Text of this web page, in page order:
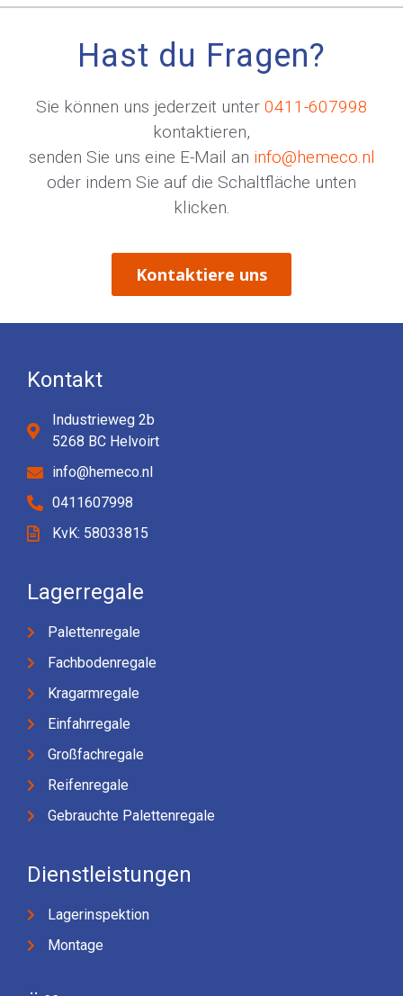
Hast du Fragen?
Sie können uns jederzeit unter 0411-607998
kontaktieren,
senden Sie uns eine E-Mail an info@hemeco.nl
oder indem Sie auf die Schaltfläche unten
klicken.
Kontaktiere uns
Kontakt
Industrieweg 2b
5268 BC Helvoirt
info@hemeco.nl
0411607998
KvK: 58033815
Lagerregale
Palettenregale
Fachbodenregale
Kragarmregale
Einfahrregale
Großfachregale
Reifenregale
Gebrauchte Palettenregale
Dienstleistungen
Lagerinspektion
Montage